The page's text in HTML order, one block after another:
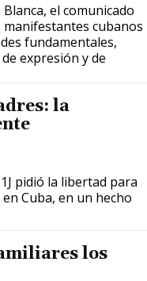
el comunicado
cubanos
fundamentales,
expresión y de
la
pidió la libertad para
Cuba, en un hecho
los